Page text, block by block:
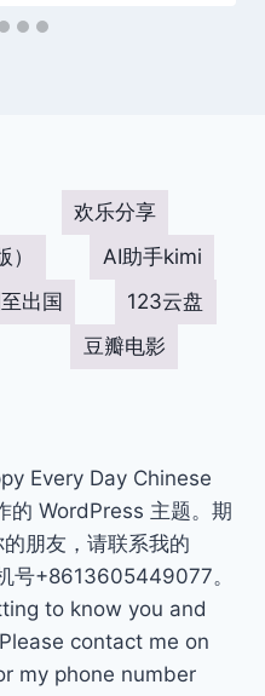
欢乐分享
AI助手kimi
出国
123云盘
豆瓣电影
Every Day Chinese
的 WordPress 主题。期
朋友，请联系我的
号+8613605449077。
to know you and
contact me on
my phone number